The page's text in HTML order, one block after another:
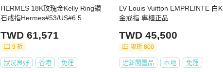
HERMES 18K玫瑰金Kelly Ring鑽
石戒指Hermes#53/US#6.5
TWD 61,571
9 折
狀況良好 香港 免運
LV Louis Vuitton EMPREINTE 白K
金戒指 專櫃正品
TWD 45,500
現折 800
近新閒置品 本地 免運